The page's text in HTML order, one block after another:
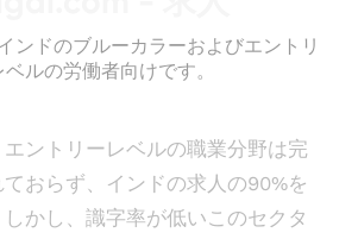
ンドのブルーカラーおよびエントリ
ベルの労働者向けです。
ントリーレベルの職業分野は完
おらず、インドの求人の90%を
かし、識字率が低いこのセクタ